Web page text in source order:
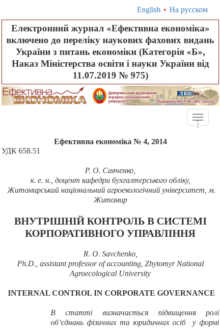
English • На русском
Електронний журнал «Ефективна економіка»
включено до переліку наукових фахових видань
України з питань економіки (Категорія «Б»,
Наказ Міністерства освіти і науки України від
11.07.2019 № 975)
Toggle
...
Ефективна економіка № 4, 2014
УДК 658.51
Р. О. Савченко,
к. е. н., доцент кафедри бухгалтерського обліку,
Житомирський національний агроекологічний університет, м.
Житомир
ВНУТРІШНІЙ КОНТРОЛЬ В СИСТЕМІ
КОРПОРАТИВНОГО УПРАВЛІННЯ
R. O. Savchenko,
Ph.D., assistant professor of accounting, Zhytomyr National
Agroecological University
INTERNAL CONTROL IN CORPORATE GOVERNANCE
В статті визначається підвищення ролі
об’єднань фізичних та юридичних осіб у формі